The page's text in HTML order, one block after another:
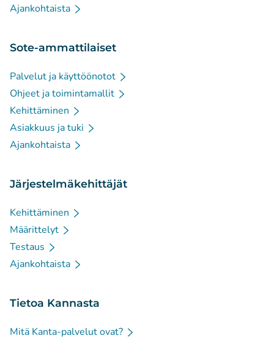
Ajankohtaista
Sote-ammattilaiset
Palvelut ja käyttöönotot
Ohjeet ja toimintamallit
Kehittäminen
Asiakkuus ja tuki
Ajankohtaista
Järjestelmäkehittäjät
Kehittäminen
Määrittelyt
Testaus
Ajankohtaista
Tietoa Kannasta
Mitä Kanta-palvelut ovat?